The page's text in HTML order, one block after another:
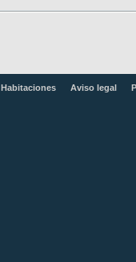
Habitaciones Aviso legal